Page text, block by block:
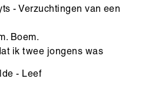
- Verzuchtingen van een
Boem.
ik twee jongens was
- Leef